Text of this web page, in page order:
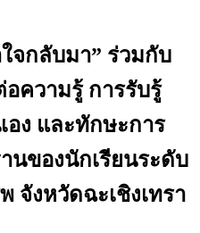
จกลับมา” ร่วมกับ
ความรู้ การรับรู้
อง และทักษะการ
ของนักเรียนระดับ
จังหวัดฉะเชิงเทรา